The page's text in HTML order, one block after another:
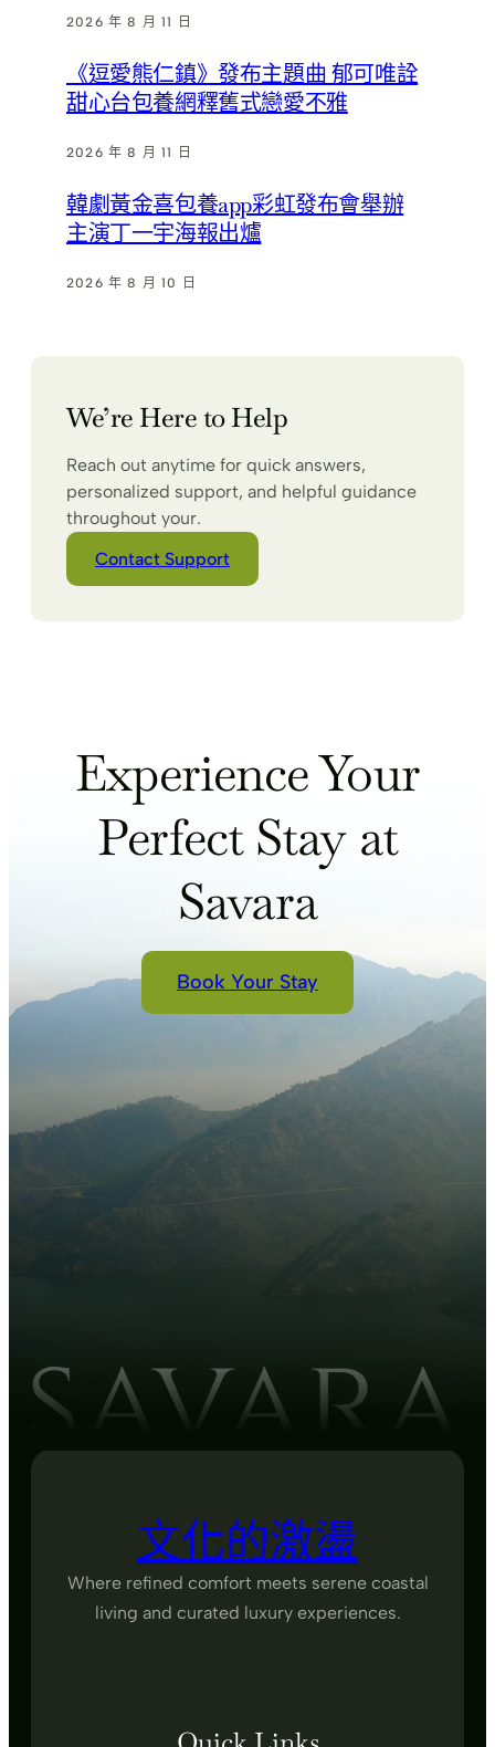
2026 年 8 月 11 日
《逗愛熊仁鎮》發布主題曲 郁可唯詮
甜心台包養網釋舊式戀愛不雅
2026 年 8 月 11 日
韓劇黃金喜包養app彩虹發布會舉辦
主演丁一宇海報出爐
2026 年 8 月 10 日
We’re Here to Help
Reach out anytime for quick answers,
personalized support, and helpful guidance
throughout your.
Contact Support
Experience Your
Perfect Stay at
Savara
Book Your Stay
文化的激盪
Where refined comfort meets serene coastal
living and curated luxury experiences.